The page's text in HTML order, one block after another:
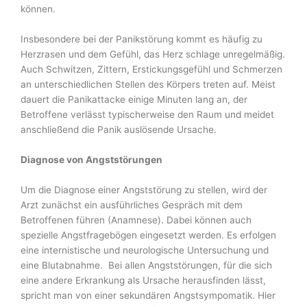
können.
Insbesondere bei der Panikstörung kommt es häufig zu
Herzrasen und dem Gefühl, das Herz schlage unregelmäßig.
Auch Schwitzen, Zittern, Erstickungsgefühl und Schmerzen
an unterschiedlichen Stellen des Körpers treten auf. Meist
dauert die Panikattacke einige Minu­ten lang an, der
Betroffene verlässt typischerweise den Raum und meidet
anschließend die Panik auslösende Ursache.
Diagnose von Angststörungen
Um die Diagnose einer Angststörung zu stellen, wird der
Arzt zunächst ein ausführliches Gespräch mit dem
Betroffenen führen (Anamnese). Dabei können auch
spezielle Angstfra­gebögen eingesetzt werden. Es erfolgen
eine internistische und neurologische Untersuchung und
eine Blutabnahme. Bei allen Angststörungen, für die sich
eine andere Erkrankung als Ursache herausfinden lässt,
spricht man von einer sekundären Angstsympomatik. Hier